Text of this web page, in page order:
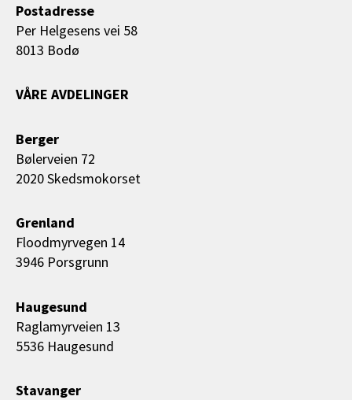
Postadresse
Per Helgesens vei 58
8013 Bodø
VÅRE AVDELINGER
Berger
Bølerveien 72
2020 Skedsmokorset
Grenland
Floodmyrvegen 14
3946 Porsgrunn
Haugesund
Raglamyrveien 13
5536 Haugesund
Stavanger